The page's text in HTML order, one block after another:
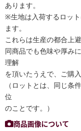
あります。
※生地は入荷するロッ
ます。
これらは生産の都合上
同商品でも色味や厚み
理解
を頂いたうえで、ご購
（ロットとは、同じ条
位
のことです。）
商品画像について